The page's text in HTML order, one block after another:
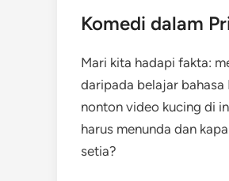
Komedi dalam
Mari kita hadapi fakta:
daripada belajar
nonton video kucing di
harus menunda dan
setia?